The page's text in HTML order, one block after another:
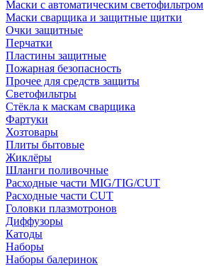
Маски с автоматическим светофильтром
Маски сварщика и защитные щитки
Очки защитные
Перчатки
Пластины защитные
Пожарная безопасность
Прочее для средств защиты
Светофильтры
Стёкла к маскам сварщика
Фартуки
Хозтовары
Плиты бытовые
Жиклёры
Шланги поливочные
Расходные части MIG/TIG/CUT
Расходные части CUT
Головки плазмотронов
Диффузоры
Катоды
Наборы
Наборы балеринок